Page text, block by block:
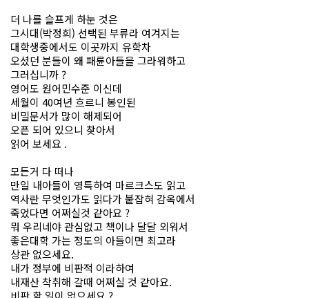
더 나를 슬프게 하눈 것은
그시대(박정희) 선택된 부류라 여겨지는
대학생중에서도 이곳까지 유학차
오셨던 분들이 왜 패륜아들을 그라워하고
그러십니까 ?
영어도 원어민수준 이신데
세월이 40여년 흐르니 봉인된
비밀문서가 많이 해제되어
오픈 되어 있으니 찾아서
읽어 보세요 .
모든거 다 떠나
만일 내아들이 영특하여 마르크스도 읽고
역사란 무엇인가도 읽다가 붙잡혀 감옥에서
죽었다면 어쩌실것 같아요 ?
뭐 우리네야 관심없고 책이나 달달 외워서
좋은대학 가는 정도의 아들이면 최고라
상관 없으세요.
내가 정부에 비판적 이라하여
내재산 착취해 갈때 어쩌실 것 같아요.